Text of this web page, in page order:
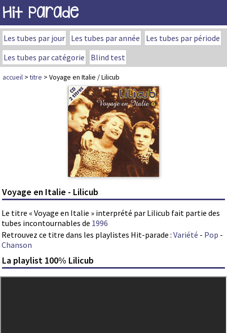
Hit Parade
Les tubes par jour Les tubes par année
Les tubes par période
Les tubes par catégorie
Blind test
accueil >titre > Voyage en Italie / Lilicub
Voyage en Italie - Lilicub
Le titre « Voyage en Italie » interprété par Lilicub fait partie des
tubes incontournables de 1996
Retrouvez ce titre dans les playlistes Hit-parade : Variété - Pop -
Chanson
La playlist 100% Lilicub